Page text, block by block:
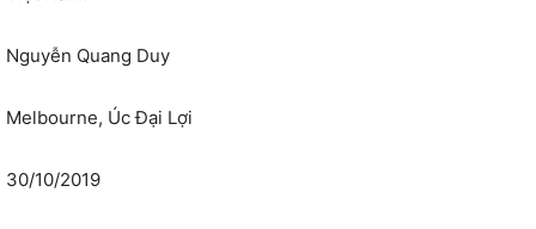
Nguyễn Quang Duy
Melbourne, Úc Đại Lợi
30/10/2019